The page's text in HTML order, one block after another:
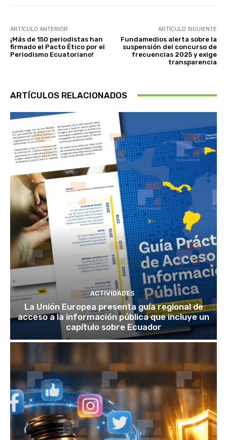
ARTÍCULO ANTERIOR
¡Más de 150 periodistas han
firmado el Pacto Ético por el
Periodismo Ecuatoriano!
ARTÍCULO SIGUIENTE
Fundamedios alerta sobre la
suspensión del concurso de
frecuencias 2025 y exige
transparencia
ARTÍCULOS RELACIONADOS
ACTIVIDADES
La Unión Europea presenta guía regional de
acceso a la información pública que incluye un
capítulo sobre Ecuador